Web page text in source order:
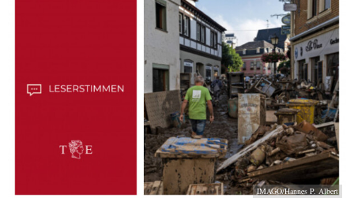
IMAGO/Hannes P. Albert